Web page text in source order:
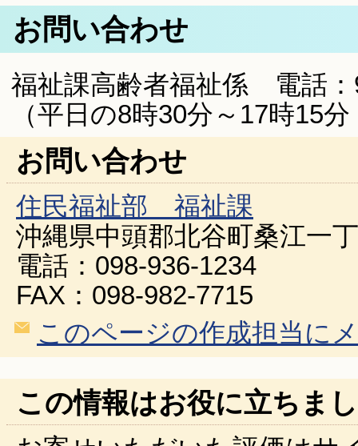
お問い合わせ
福祉課高齢者福祉係 電話：
（平日の8時30分～17時15
お問い合わせ
住民福祉部 福祉課
沖縄県中頭郡北谷町桑江一
電話：098-936-1234
FAX：098-982-7715
このページの作成担当に
この情報はお役に立ちま